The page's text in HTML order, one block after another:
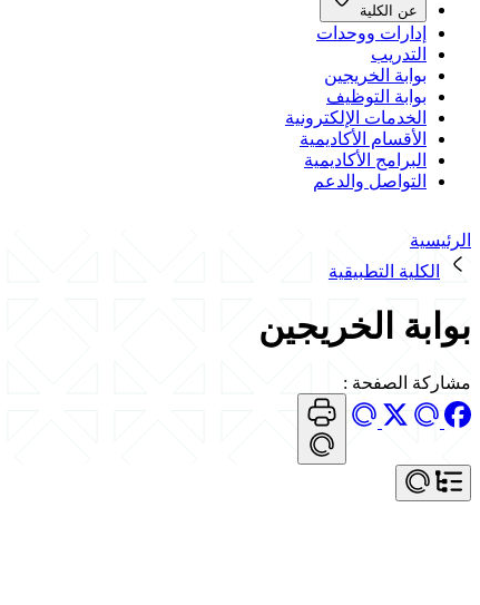
عن الكلية
إدارات ووحدات
التدريب
بوابة الخريجين
بوابة التوظيف
الخدمات الإلكترونية
الأقسام الأكاديمية
البرامج الأكاديمية
التواصل والدعم
الرئيسية
الكلية التطبيقية
بوابة الخريجين
مشاركة الصفحة :